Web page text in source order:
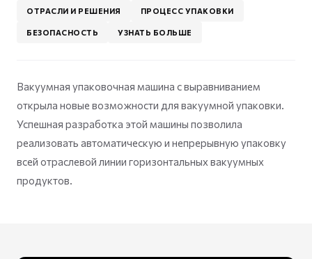
ОТРАСЛИ И РЕШЕНИЯ ПРОЦЕСС УПАКОВКИ
БЕЗОПАСНОСТЬ УЗНАТЬ БОЛЬШЕ
Вакуумная упаковочная машина с выравниванием
открыла новые возможности для вакуумной упаковки.
Успешная разработка этой машины позволила
реализовать автоматическую и непрерывную упаковку
всей отраслевой линии горизонтальных вакуумных
продуктов.